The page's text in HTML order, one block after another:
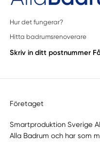
Hur det fungerar?
Hitta badrumsrenoverare
Skriv in ditt postnummer
Företaget
Smartproduktion Sverige
Alla Badrum och har som